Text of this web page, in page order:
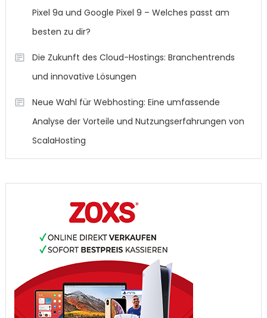
Pixel 9a und Google Pixel 9 – Welches passt am
besten zu dir?
Die Zukunft des Cloud-Hostings: Branchentrends
und innovative Lösungen
Neue Wahl für Webhosting: Eine umfassende
Analyse der Vorteile und Nutzungserfahrungen von
ScalaHosting